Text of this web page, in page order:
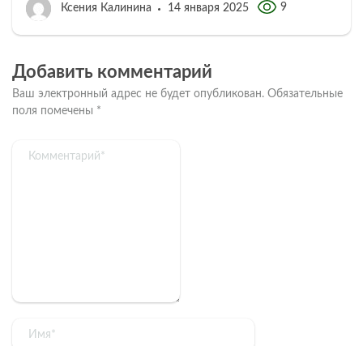
Ксения Калинина 14 января 2025 9
Добавить комментарий
Ваш электронный адрес не будет опубликован. Обязательные
поля помечены *